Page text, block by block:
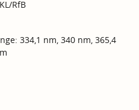
RfB
334,1 nm, 340 nm, 365,4